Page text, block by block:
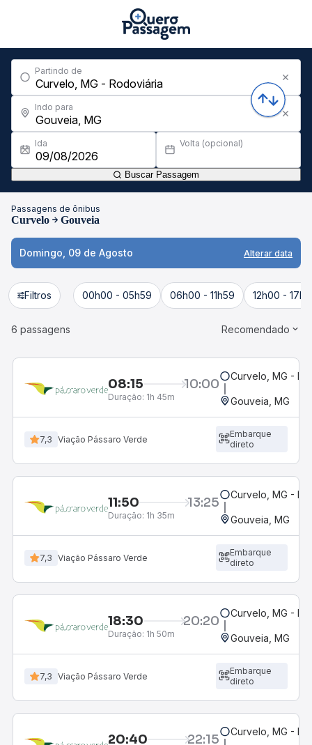
Partindo de
Indo para
Ida Volta (opcional)
Buscar Passagem
Passagens de ônibus
Curvelo Gouveia
Domingo, 09 de Agosto Alterar data
Filtros 00h00 - 05h59 06h00 - 11h59 12h00 -
6 passagens Recomendado
08:15 10:00
Duração: 1h 45m
Curvelo, MG -
Gouveia, MG
7,3 Viação Pássaro Verde
Embarque
direto
11:50 13:25
Duração: 1h 35m
Curvelo, MG -
Gouveia, MG
7,3 Viação Pássaro Verde
Embarque
direto
18:30 20:20
Duração: 1h 50m
Curvelo, MG -
Gouveia, MG
7,3 Viação Pássaro Verde
Embarque
direto
20:40 22:15 Curvelo, MG -